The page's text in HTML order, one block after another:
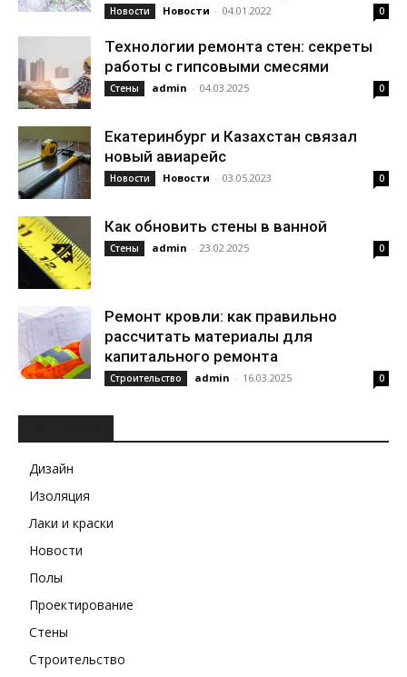
Новости Новости - 04.01.2022 0
Технологии ремонта стен: секреты
работы с гипсовыми смесями
Стены admin - 04.03.2025 0
Екатеринбург и Казахстан связал
новый авиарейс
Новости Новости - 03.05.2023 0
Как обновить стены в ванной
Стены admin - 23.02.2025 0
Ремонт кровли: как правильно
рассчитать материалы для
капитального ремонта
Строительство admin - 16.03.2025 0
Дизайн
Изоляция
Лаки и краски
Новости
Полы
Проектирование
Стены
Строительство